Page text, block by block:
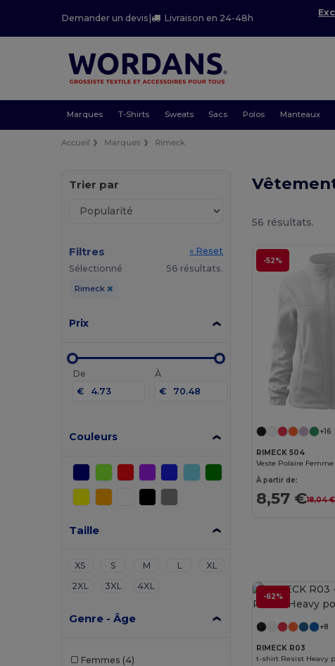
Demander un devis | Livraison en 24-48h
Marques T-Shirts Sweats Sacs Polos Manteaux
Accueil Marques Rimeck
Trier par
Filtres
« Reset
Sélectionné
56 résultats.
Rimeck
Prix
De
€
À
€
Couleurs
Taille
XS S M L
XL
2XL
3XL 4XL
Genre - Âge
Femmes (4)
56 résultats.
-52%
+16
RIMECK 504
Veste Polaire
À partir de:
8,57 €18,04 €
-62%
+8
RIMECK R03
t-shirt Resist Heavy